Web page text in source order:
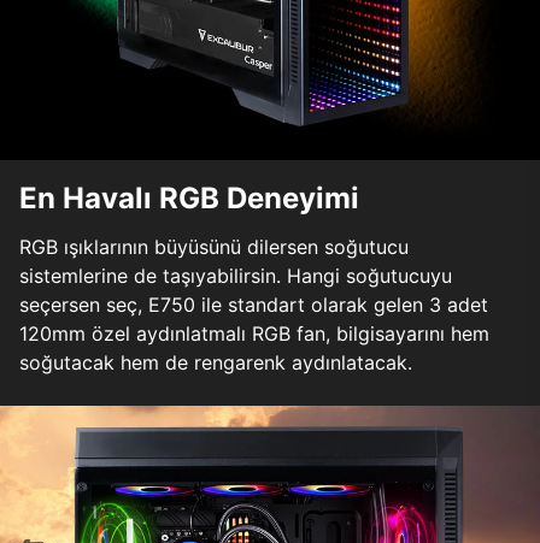
En Havalı RGB Deneyimi
RGB ışıklarının büyüsünü dilersen soğutucu
sistemlerine de taşıyabilirsin. Hangi soğutucuyu
seçersen seç, E750 ile standart olarak gelen 3 adet
120mm özel aydınlatmalı RGB fan, bilgisayarını hem
soğutacak hem de rengarenk aydınlatacak.